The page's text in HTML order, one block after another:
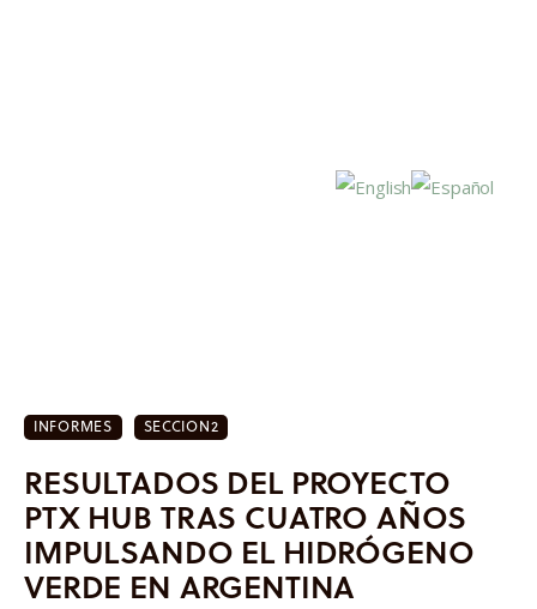
Investigación
Proyectos
Informes
INFORMES SECCION2
RESULTADOS DEL PROYECTO
PTX HUB TRAS CUATRO AÑOS
IMPULSANDO EL HIDRÓGENO
VERDE EN ARGENTINA